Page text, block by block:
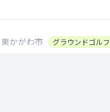
東かがわ市 グラウンドゴルフ